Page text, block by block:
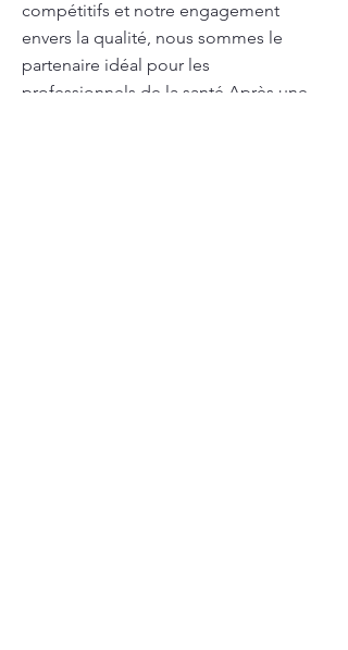
compétitifs et notre engagement
envers la qualité, nous sommes le
partenaire idéal pour les
professionnels de la santé Après une